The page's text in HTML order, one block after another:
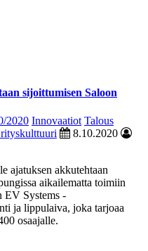
sijoittumisen Saloon
2020 Innovaatiot Talous
8.10.2020
ajatuksen akkutehtaan
aikailematta toimiin
EV Systems -
ja lippulaiva, joka tarjoaa
osaajalle.